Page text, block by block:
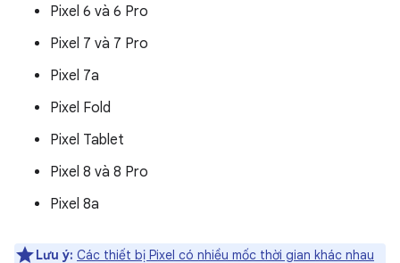
Pixel 6 và 6 Pro
Pixel 7 và 7 Pro
Pixel 7a
Pixel Fold
Pixel Tablet
Pixel 8 và 8 Pro
Pixel 8a
Lưu ý: Các thiết bị Pixel có nhiều mốc thời gian khác nhau